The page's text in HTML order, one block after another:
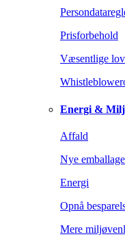
Prisforbehold
Væsentlige
Energi &
Affald
Nye
Energi
Opnå
Mere